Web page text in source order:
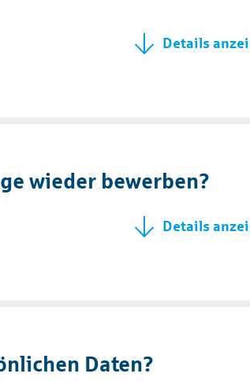
wieder bewerben?
Daten?